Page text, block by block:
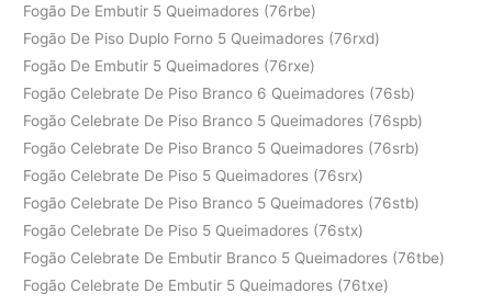
Fogão De Embutir 5 Queimadores (76rbe)
Fogão De Piso Duplo Forno 5 Queimadores (76rxd)
Fogão De Embutir 5 Queimadores (76rxe)
Fogão Celebrate De Piso Branco 6 Queimadores (76sb)
Fogão Celebrate De Piso Branco 5 Queimadores (76spb)
Fogão Celebrate De Piso Branco 5 Queimadores (76srb)
Fogão Celebrate De Piso 5 Queimadores (76srx)
Fogão Celebrate De Piso Branco 5 Queimadores (76stb)
Fogão Celebrate De Piso 5 Queimadores (76stx)
Fogão Celebrate De Embutir Branco 5 Queimadores (76tbe)
Fogão Celebrate De Embutir 5 Queimadores (76txe)